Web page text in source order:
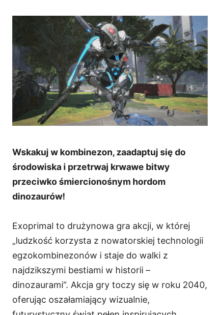
Wskakuj w kombinezon, zaadaptuj się do
środowiska i przetrwaj krwawe bitwy
przeciwko śmiercionośnym hordom
dinozaurów!
Exoprimal to drużynowa gra akcji, w której
„ludzkość korzysta z nowatorskiej technologii
egzokombinezonów i staje do walki z
najdzikszymi bestiami w historii –
dinozaurami”. Akcja gry toczy się w roku 2040,
oferując oszałamiający wizualnie,